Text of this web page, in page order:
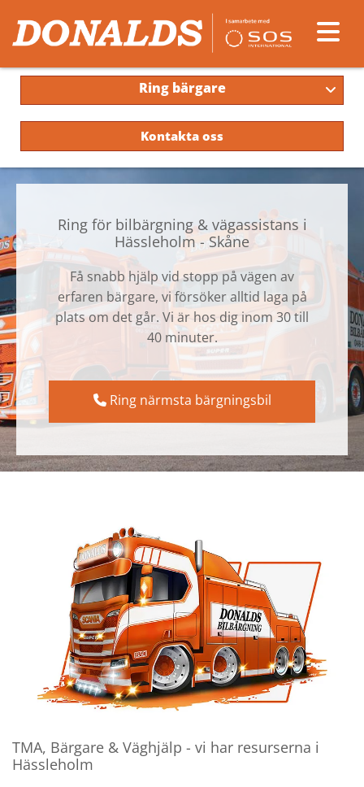
Ring bärgare
Kontakta oss
Ring för bilbärgning & vägassistans i
Hässleholm - Skåne
Få snabb hjälp vid stopp på vägen av
erfaren bärgare, vi försöker alltid laga på
plats om det går. Vi är hos dig inom 30 till
40 minuter.
Ring närmsta bärgningsbil
TMA, Bärgare & Väghjälp - vi har resurserna i
Hässleholm